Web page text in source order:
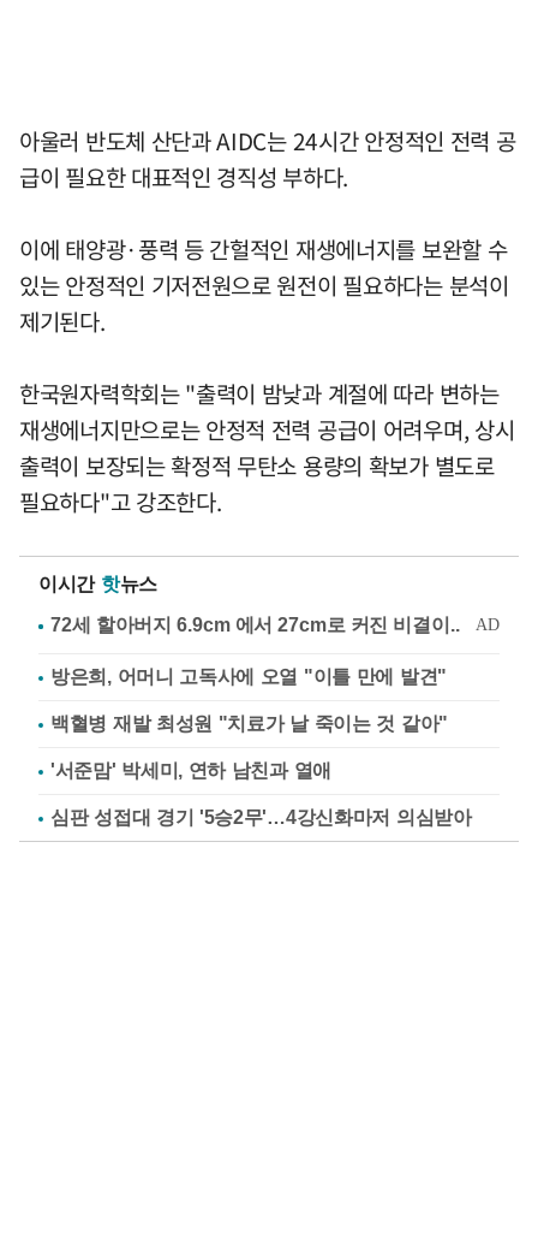
아울러 반도체 산단과 AIDC는 24시간 안정적인 전력 공
급이 필요한 대표적인 경직성 부하다.
이에 태양광·풍력 등 간헐적인 재생에너지를 보완할 수
있는 안정적인 기저전원으로 원전이 필요하다는 분석이
제기된다.
한국원자력학회는 "출력이 밤낮과 계절에 따라 변하는
재생에너지만으로는 안정적 전력 공급이 어려우며, 상시
출력이 보장되는 확정적 무탄소 용량의 확보가 별도로
필요하다"고 강조한다.
이시간 핫뉴스
방은희, 어머니 고독사에 오열 "이틀 만에 발견"
백혈병 재발 최성원 "치료가 날 죽이는 것 같아"
'서준맘' 박세미, 연하 남친과 열애
심판 성접대 경기 '5승2무'…4강신화마저 의심받아